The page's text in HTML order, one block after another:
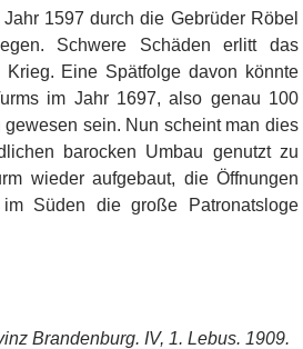
1597 durch die Gebrüder Röbel
Schwere Schäden erlitt das
Eine Spätfolge davon könnte
im Jahr 1697, also genau 100
sein. Nun scheint man dies
barocken Umbau genutzt zu
wieder aufgebaut, die Öffnungen
Süden die große Patronatsloge
Brandenburg. IV, 1. Lebus. 1909.